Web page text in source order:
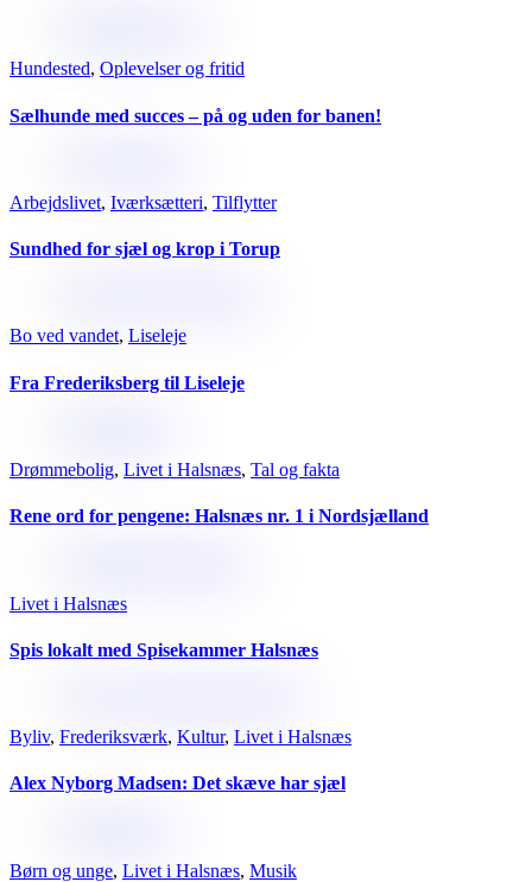
Hundested, Oplevelser og fritid
Sælhunde med succes – på og uden for banen!
Arbejdslivet, Iværksætteri, Tilflytter
Sundhed for sjæl og krop i Torup
Bo ved vandet, Liseleje
Fra Frederiksberg til Liseleje
Drømmebolig, Livet i Halsnæs, Tal og fakta
Rene ord for pengene: Halsnæs nr. 1 i Nordsjælland
Livet i Halsnæs
Spis lokalt med Spisekammer Halsnæs
Byliv, Frederiksværk, Kultur, Livet i Halsnæs
Alex Nyborg Madsen: Det skæve har sjæl
Børn og unge, Livet i Halsnæs, Musik